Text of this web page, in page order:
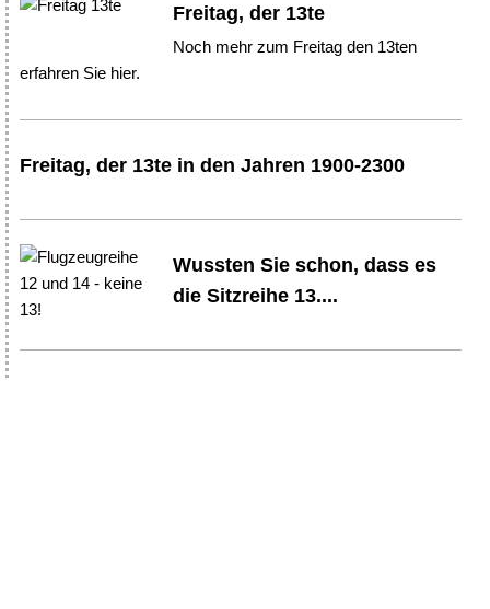
Freitag, der 13te
Noch mehr zum Freitag den 13ten
erfahren Sie hier.
Freitag, der 13te in den Jahren 1900-2300
Wussten Sie schon, dass es
die Sitzreihe 13....